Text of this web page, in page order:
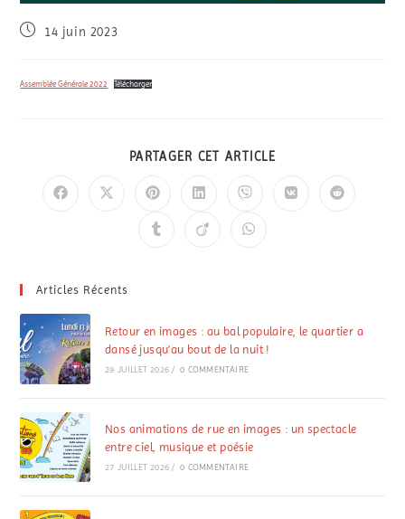
14 juin 2023
Assemblée Générale 2022 Télécharger
PARTAGER CET ARTICLE
Articles Récents
Retour en images : au bal populaire, le quartier a
dansé jusqu’au bout de la nuit !
29 JUILLET 2026 / 0 COMMENTAIRE
Nos animations de rue en images : un spectacle
entre ciel, musique et poésie
27 JUILLET 2026 / 0 COMMENTAIRE